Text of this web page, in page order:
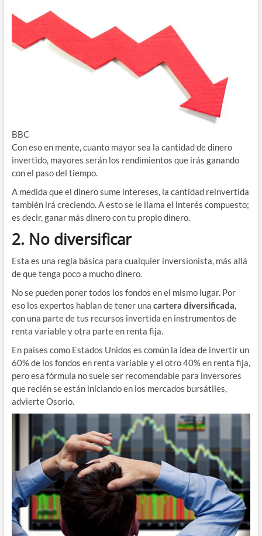
BBC
Con eso en mente, cuanto mayor sea la cantidad de dinero
invertido, mayores serán los rendimientos que irás ganando
con el paso del tiempo.
A medida que el dinero sume intereses, la cantidad reinvertida
también irá creciendo. A esto se le llama el interés compuesto;
es decir, ganar más dinero con tu propio dinero.
2. No diversificar
Esta es una regla básica para cualquier inversionista, más allá
de que tenga poco a mucho dinero.
No se pueden poner todos los fondos en el mismo lugar. Por
eso los expertos hablan de tener una cartera diversificada,
con una parte de tus recursos invertida en instrumentos de
renta variable y otra parte en renta fija.
En países como Estados Unidos es común la idea de invertir un
60% de los fondos en renta variable y el otro 40% en renta fija,
pero esa fórmula no suele ser recomendable para inversores
que recién se están iniciando en los mercados bursátiles,
advierte Osorio.